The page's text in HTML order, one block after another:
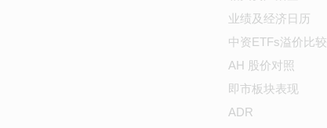
业绩及经济日历
中资ETFs溢价比较
AH 股价对照
即市板块表现
ADR